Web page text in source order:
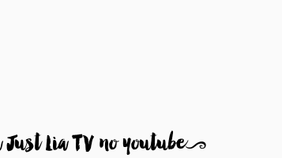
Just Lia TV no youtube9